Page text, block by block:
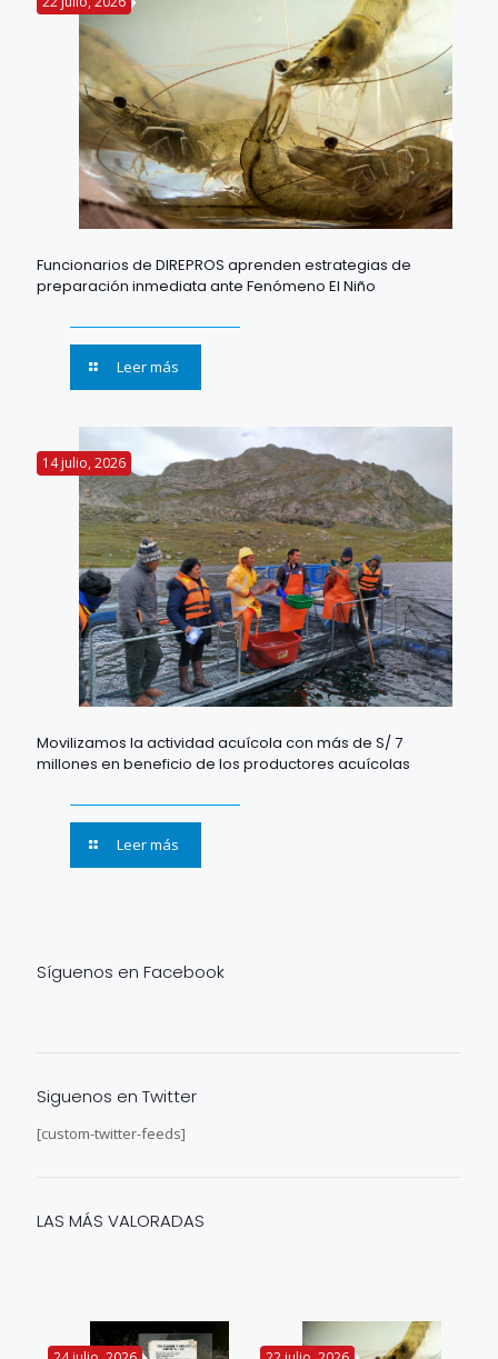
Funcionarios de DIREPROS aprenden estrategias de
preparación inmediata ante Fenómeno El Niño
Leer más
14 julio, 2026
Movilizamos la actividad acuícola con más de S/ 7
millones en beneficio de los productores acuícolas
Leer más
Síguenos en Facebook
Siguenos en Twitter
[custom-twitter-feeds]
LAS MÁS VALORADAS